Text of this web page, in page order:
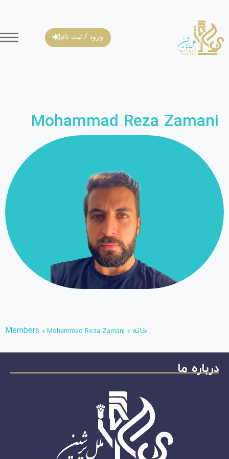
ورود / ثبت نام
Mohammad Reza Zamani
خانه »
Members » Mohammad Reza Zamani
درباره ما